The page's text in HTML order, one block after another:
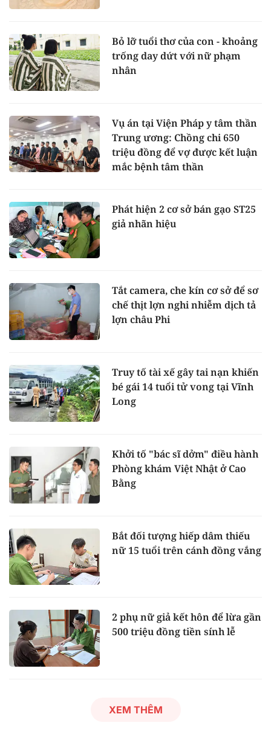
Bỏ lỡ tuổi thơ của con - khoảng
trống day dứt với nữ phạm
nhân
Vụ án tại Viện Pháp y tâm thần
Trung ương: Chồng chi 650
triệu đồng để vợ được kết luận
mắc bệnh tâm thần
Phát hiện 2 cơ sở bán gạo ST25
giả nhãn hiệu
Tắt camera, che kín cơ sở để sơ
chế thịt lợn nghi nhiễm dịch tả
lợn châu Phi
Truy tố tài xế gây tai nạn khiến
bé gái 14 tuổi tử vong tại Vĩnh
Long
Khởi tố "bác sĩ dởm" điều hành
Phòng khám Việt Nhật ở Cao
Bằng
Bắt đối tượng hiếp dâm thiếu
nữ 15 tuổi trên cánh đồng vắng
2 phụ nữ giả kết hôn để lừa gần
500 triệu đồng tiền sính lễ
XEM THÊM